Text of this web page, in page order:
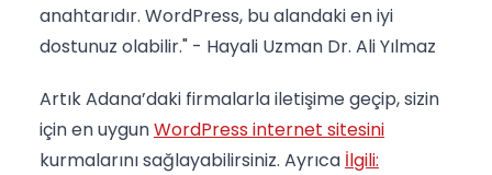
anahtarıdır. WordPress, bu alandaki en iyi
dostunuz olabilir." - Hayali Uzman Dr. Ali Yılmaz
Artık Adana’daki firmalarla iletişime geçip, sizin
için en uygunWordPress internet sitesini
kurmalarını sağlayabilirsiniz. Ayrıca İlgili: